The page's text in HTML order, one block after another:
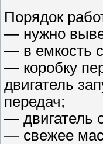
Порядок
— нужно
— в емкость
— коробку
двигатель
передач;
— двигатель
— свежее